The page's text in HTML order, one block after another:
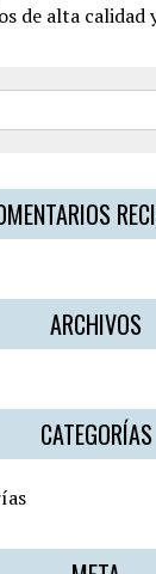
de alta calidad
ARCHIVOS
CATEGORÍAS